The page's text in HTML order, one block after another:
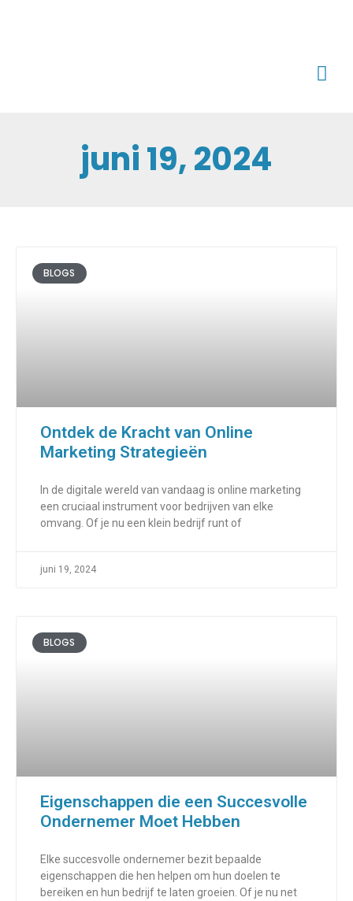
juni 19, 2024
BLOGS
Ontdek de Kracht van Online
Marketing Strategieën
In de digitale wereld van vandaag is online marketing
een cruciaal instrument voor bedrijven van elke
omvang. Of je nu een klein bedrijf runt of
juni 19, 2024
BLOGS
Eigenschappen die een Succesvolle
Ondernemer Moet Hebben
Elke succesvolle ondernemer bezit bepaalde
eigenschappen die hen helpen om hun doelen te
bereiken en hun bedrijf te laten groeien. Of je nu net